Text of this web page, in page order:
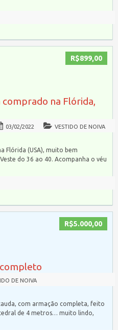
R$899,00
na Flórida,
03/02/2022 VESTIDO DE NOIVA
Flórida (USA), muito bem
do 36 ao 40. Acompanha o véu
R$5.000,00
DE NOIVA
com armação completa, feito
de 4 metros… muito lindo,